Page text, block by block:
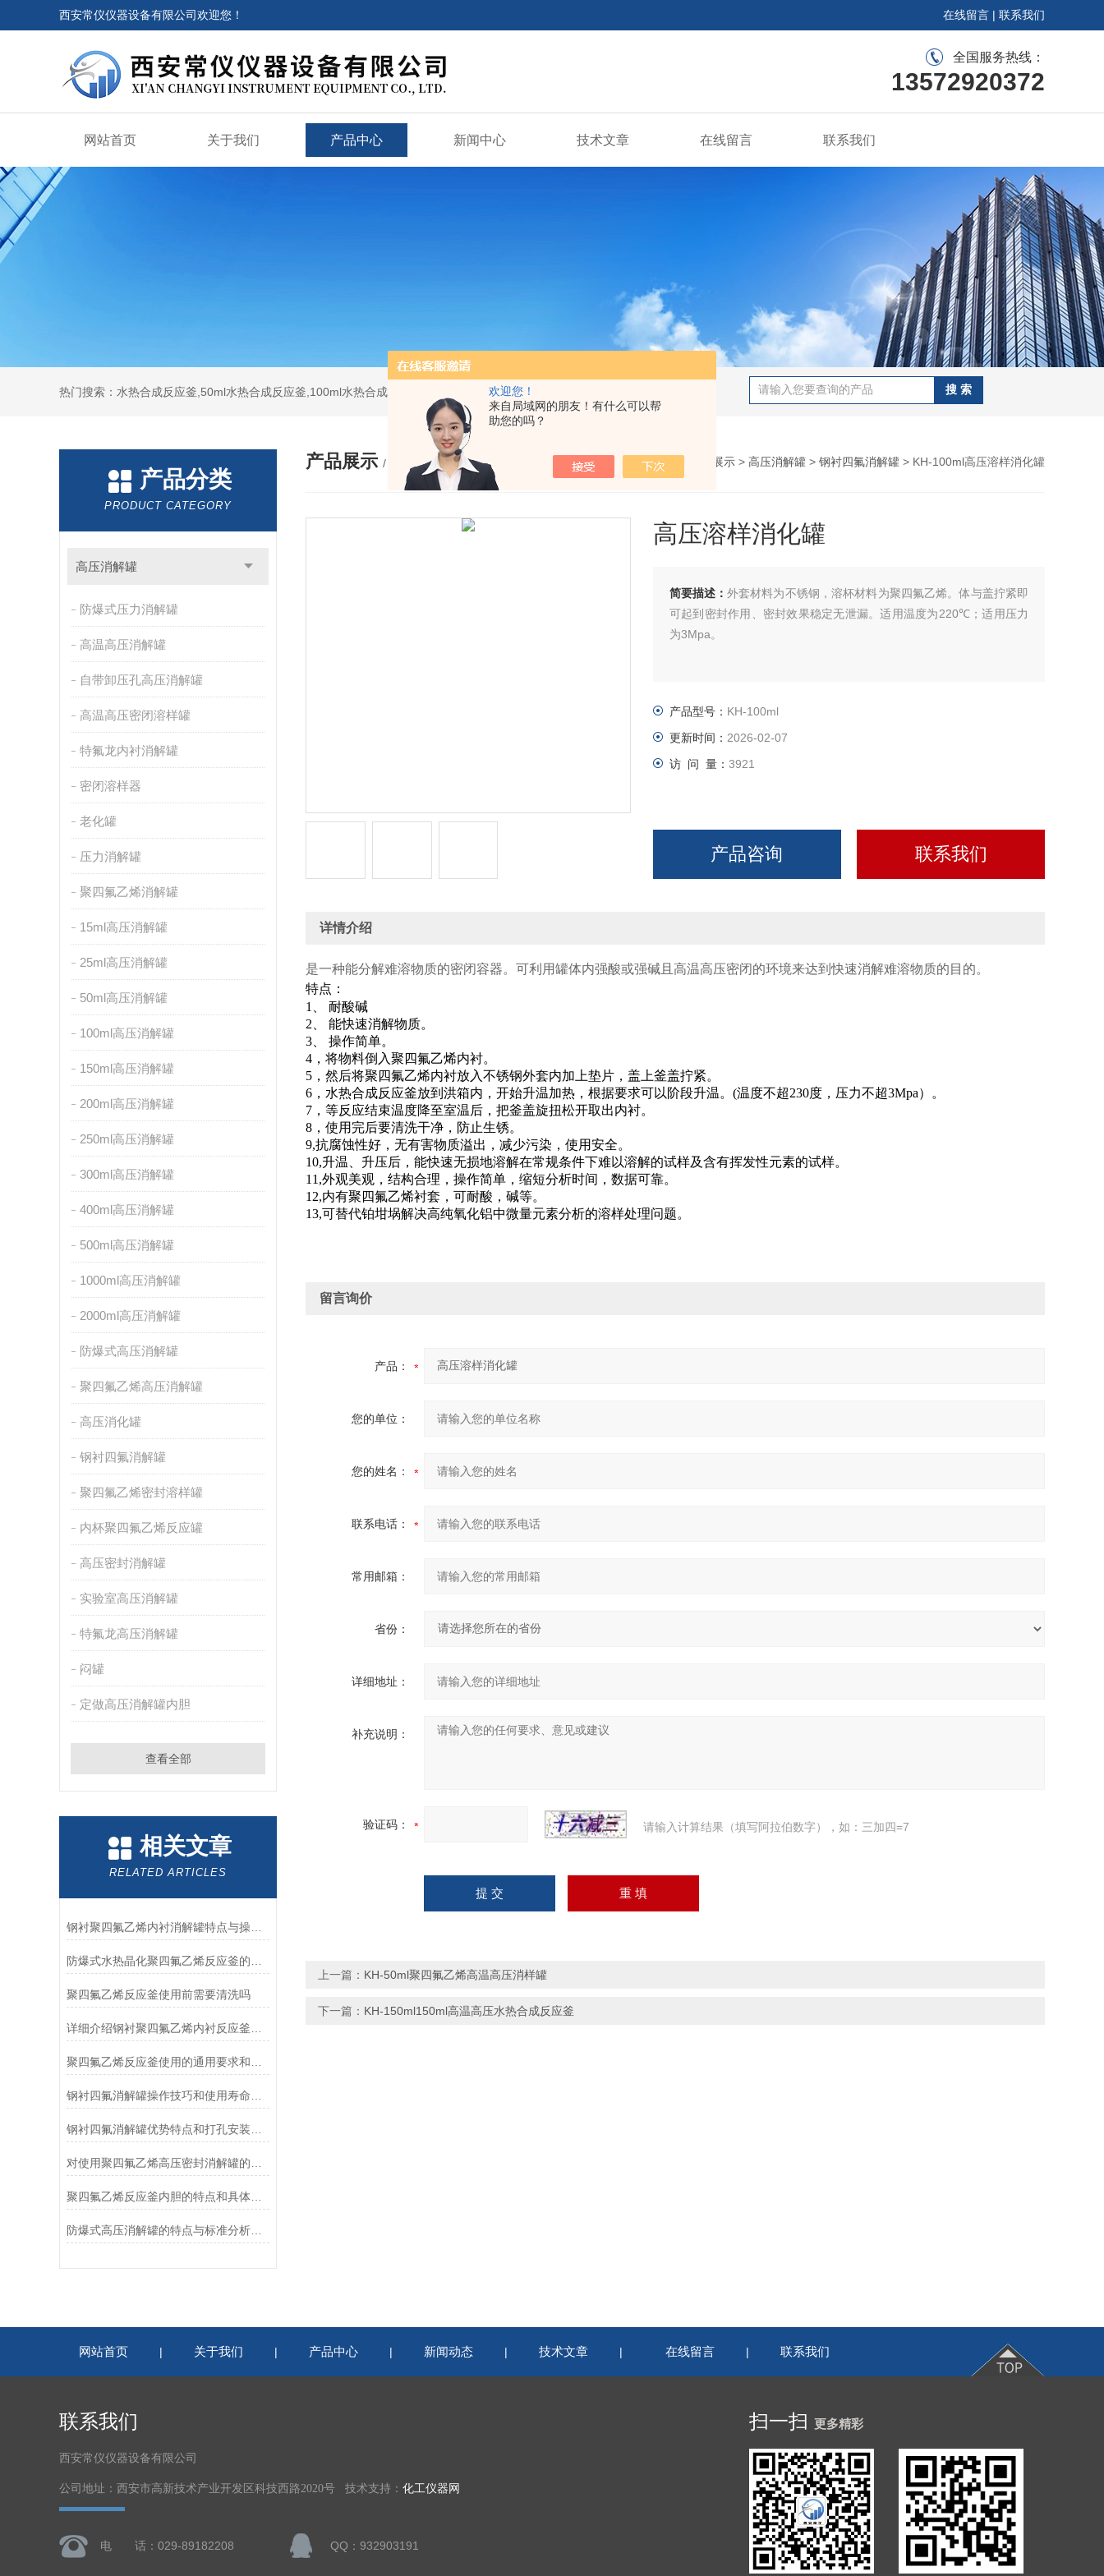
欢迎您！
来自局域网的朋友！有什么可以帮
助您的吗？
西安常仪仪器设备有限公司欢迎您！ 在线留言 | 联系我们
全国服务热线：
13572920372
网站首页 关于我们 产品中心 新闻中心 技术文章 在线留言 联系我们
热门搜索：水热合成反应釜,50ml水热合成反应釜,100ml水热合成反应釜,聚四氟乙烯水热合成反应釜,高压消解罐
产品分类
PRODUCT CATEGORY
高压消解罐
防爆式压力消解罐
高温高压消解罐
自带卸压孔高压消解罐
高温高压密闭溶样罐
特氟龙内衬消解罐
密闭溶样器
老化罐
压力消解罐
聚四氟乙烯消解罐
15ml高压消解罐
25ml高压消解罐
50ml高压消解罐
100ml高压消解罐
150ml高压消解罐
200ml高压消解罐
250ml高压消解罐
300ml高压消解罐
400ml高压消解罐
500ml高压消解罐
1000ml高压消解罐
2000ml高压消解罐
防爆式高压消解罐
聚四氟乙烯高压消解罐
高压消化罐
钢衬四氟消解罐
聚四氟乙烯密封溶样罐
内杯聚四氟乙烯反应罐
高压密封消解罐
实验室高压消解罐
特氟龙高压消解罐
闷罐
定做高压消解罐内胆
查看全部
相关文章
RELATED ARTICLES
钢衬聚四氟乙烯内衬消解罐特点与操作方法
聚四氟乙烯反应釜使用前需要清洗吗
聚四氟乙烯反应釜内胆的特点和具体操作步骤是怎样的
防爆式高压消解罐的特点与标准分析方法
产品展示 / PRODUCTS 您的位置： 网站首页 产品展示 > 高压消解罐 > 钢衬四氟消解罐 > KH-100ml高压溶样消化罐
高压溶样消化罐
简要描述： 外套材料为不锈钢，溶杯材料为聚四氟乙烯。体与盖拧紧即
可起到密封作用、密封效果稳定无泄漏。适用温度为220℃；适用压力
为3Mpa。
产品型号： KH-100ml
更新时间： 2026-02-07
访 问 量： 3921
产品咨询 联系我们
详情介绍
是一种能分解难溶物质的密闭容器。可利用罐体内强酸或强碱且高温高压密闭的环境来达到快速消解难溶物质的目的。
特点：
1、 耐酸碱
2、 能快速消解物质。
3、 操作简单。
4，将物料倒入聚四氟乙烯内衬。
5，然后将聚四氟乙烯内衬放入不锈钢外套内加上垫片，盖上釜盖拧紧。
6，水热合成反应釜放到洪箱内，开始升温加热，根据要求可以阶段升温。(温度不超230度，压力不超3Mpa）。
7，等反应结束温度降至室温后，把釜盖旋扭松开取出内衬。
8，使用完后要清洗干净，防止生锈。
9,抗腐蚀性好，无有害物质溢出，减少污染，使用安全。
10,升温、升压后，能快速无损地溶解在常规条件下难以溶解的试样及含有挥发性元素的试样。
11,外观美观，结构合理，操作简单，缩短分析时间，数据可靠。
12,内有聚四氟乙烯衬套，可耐酸，碱等。
13,可替代铂坩埚解决高纯氧化铝中微量元素分析的溶样处理问题。
留言询价
产品：
您的单位：
您的姓名：
联系电话：
常用邮箱：
省份：
详细地址：
补充说明：
验证码： 请输入计算结果（填写阿拉伯数字），如：三加四=7
上一篇： KH-50ml聚四氟乙烯高温高压消样罐
下一篇： KH-150ml150ml高温高压水热合成反应釜
网站首页 | 关于我们 | 产品中心 | 新闻动态 | 技术文章 | 在线留言 | 联系我们
联系我们
西安常仪仪器设备有限公司
公司地址：西安市高新技术产业开发区科技西路2020号 技术支持： 化工仪器网
电 话：029-89182208 QQ：932903191
扫一扫 更多精彩